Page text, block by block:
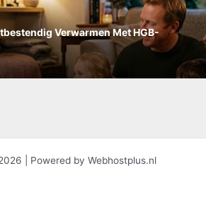
Verwarmen Met HGB-
| Powered by Webhostplus.nl